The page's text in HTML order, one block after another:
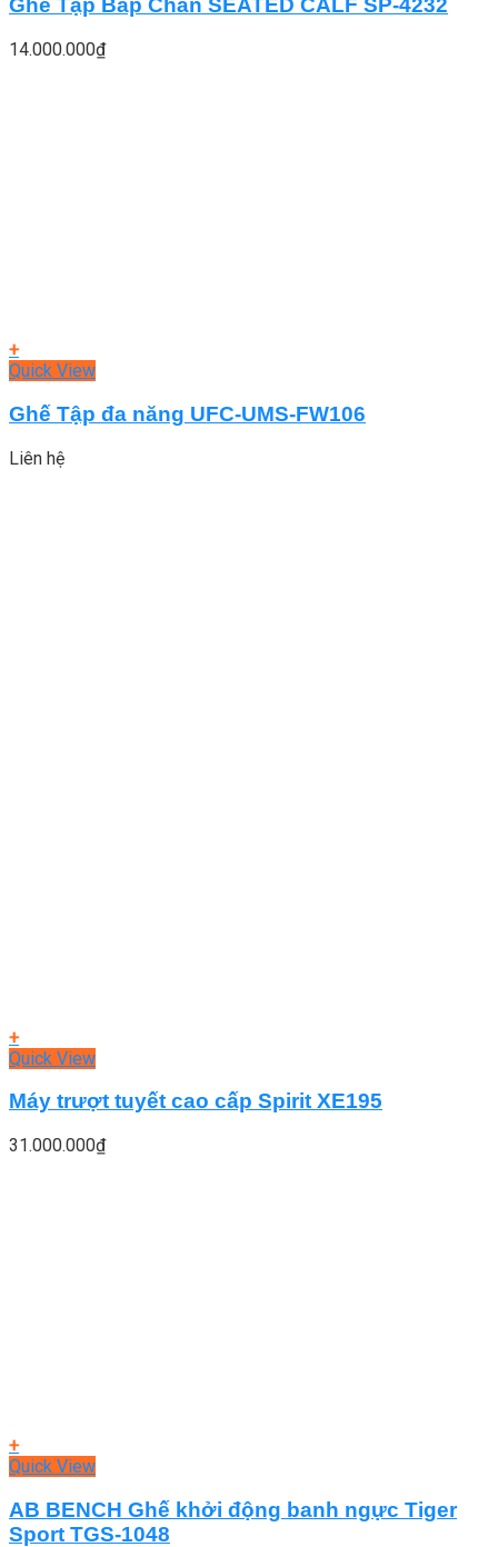
Ghế Tập Bắp Chân SEATED CALF SP-4232
14.000.000₫
+
Quick View
Ghế Tập đa năng UFC-UMS-FW106
Liên hệ
+
Quick View
Máy trượt tuyết cao cấp Spirit XE195
31.000.000₫
+
Quick View
AB BENCH Ghế khởi động banh ngực Tiger
Sport TGS-1048